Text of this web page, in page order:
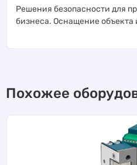
Решения безопасности для
бизнеса. Оснащение
Похожее